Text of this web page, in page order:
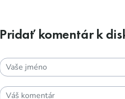
Pridať komentár k